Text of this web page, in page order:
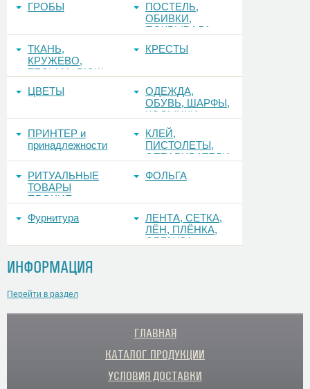
ГРОБЫ
ПОСТЕЛЬ,
ОБИВКИ,
ПОКРЫВАЛА
ТКАНЬ,
КРУЖЕВО,
ТЕСЬМА, РЮШ
КРЕСТЫ
ЦВЕТЫ
ОДЕЖДА,
ОБУВЬ, ШАРФЫ,
КОСЫНКИ
ПРИНТЕР и
принадлежности
КЛЕЙ,
ПИСТОЛЕТЫ,
ОТПАРИВАТЕЛИ
РИТУАЛЬНЫЕ
ТОВАРЫ
ПРОЧИЕ
ФОЛЬГА
Фурнитура
ЛЕНТА, СЕТКА,
ЛЁН, ПЛЁНКА,
ОРГАНЗА
ИНФОРМАЦИЯ
Перейти в раздел
ГЛАВНАЯ
КАТАЛОГ ПРОДУКЦИИ
УСЛОВИЯ ДОСТАВКИ